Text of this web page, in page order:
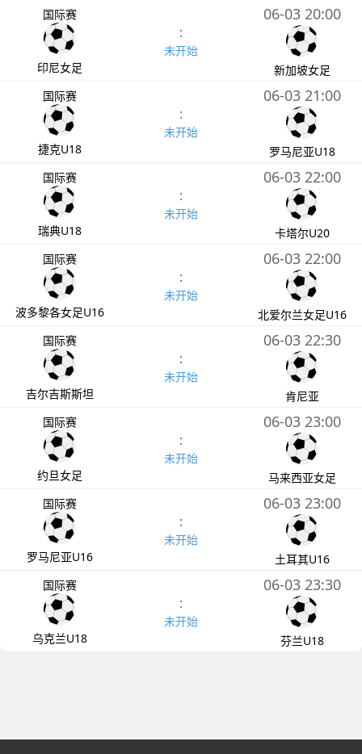
国际赛
印尼女足
:
未开始
06-03 20:00
新加坡女足
国际赛
捷克U18
:
未开始
06-03 21:00
罗马尼亚U18
国际赛
瑞典U18
:
未开始
06-03 22:00
卡塔尔U20
国际赛
波多黎各女足U16
:
未开始
06-03 22:00
北爱尔兰女足U16
国际赛
吉尔吉斯斯坦
:
未开始
06-03 22:30
肯尼亚
国际赛
约旦女足
:
未开始
06-03 23:00
马来西亚女足
国际赛
罗马尼亚U16
:
未开始
06-03 23:00
土耳其U16
国际赛
乌克兰U18
:
未开始
06-03 23:30
芬兰U18